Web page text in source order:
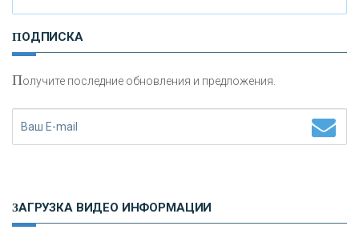
И
сохранения и увеличения капитала
ПОДПИСКА
Получите последние обновления и предложения.
ЗАГРУЗКА ВИДЕО ИНФОРМАЦИИ